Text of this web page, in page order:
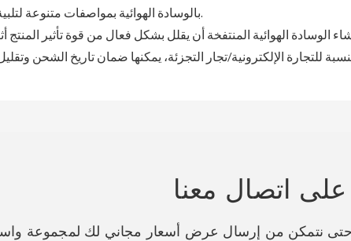
بالوسادة الهوائية بمواصفات متنوعة لتلبية احتياجات تغليف مختلف المنتجات.
اتصال معنا
حتى نتمكن من إرسال عرض أسعار مجاني لك لمجموعة